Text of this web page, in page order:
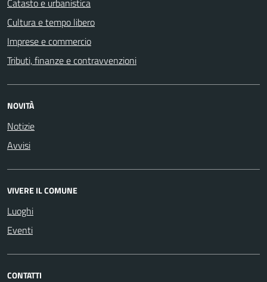
Cultura e tempo libero
Imprese e commercio
Tributi, finanze e contravvenzioni
NOVITÀ
Notizie
Avvisi
VIVERE IL COMUNE
Luoghi
Eventi
CONTATTI